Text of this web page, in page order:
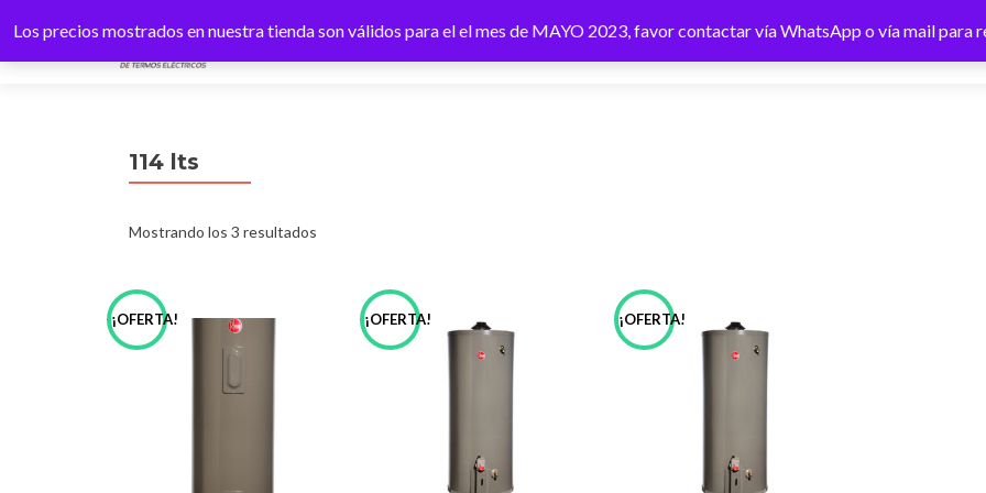
114 lts
Mostrando los 3 resultados
precio:
¡OFERTA! ¡OFERTA! ¡OFERTA!
Los precios mostrados en nuestra tienda son válidos para el el mes de MAYO 2023, favor contactar vía WhatsApp o vía mail para